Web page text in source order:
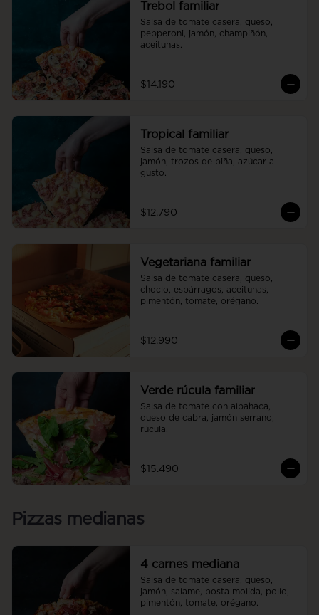
Trebol familiar
Salsa de tomate casera, queso,
pepperoni, jamón, champiñón,
aceitunas.
$14.190
Tropical familiar
Salsa de tomate casera, queso,
jamón, trozos de piña, azúcar a
gusto.
$12.790
Vegetariana familiar
Salsa de tomate casera, queso,
choclo, espárragos, aceitunas,
pimentón, tomate, orégano.
$12.990
Verde rúcula familiar
Salsa de tomate con albahaca,
queso de cabra, jamón serrano,
rúcula.
$15.490
Pizzas medianas
4 carnes mediana
Salsa de tomate casera, queso,
jamón, salame, posta molida, pollo,
pimentón, tomate, orégano.